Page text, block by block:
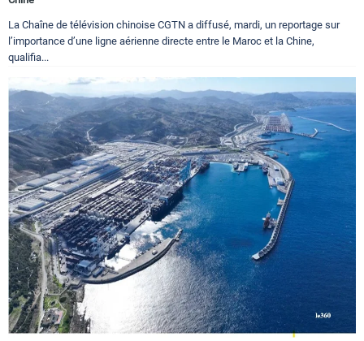
La Chaîne de télévision chinoise CGTN a diffusé, mardi, un reportage sur
l’importance d’une ligne aérienne directe entre le Maroc et la Chine,
qualifia...